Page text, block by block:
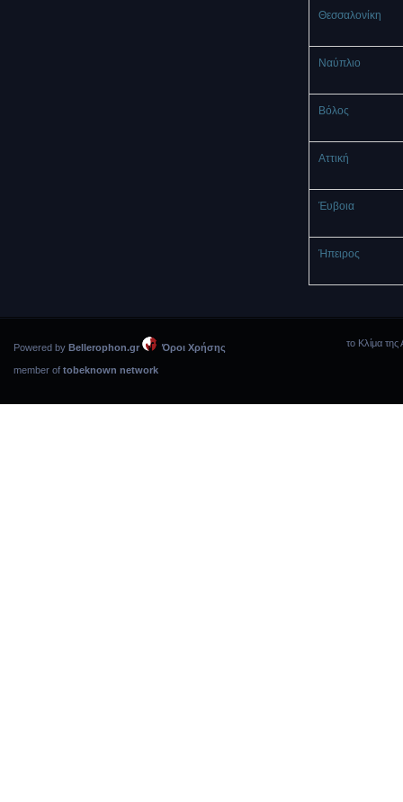
Θεσσαλονίκη
Ναύπλιο
Βόλος
Αττική
Έυβοια
Ήπειρος
Powered by Bellerophon.gr Όροι Χρήσης
member of tobeknown network
το Κλίμα της